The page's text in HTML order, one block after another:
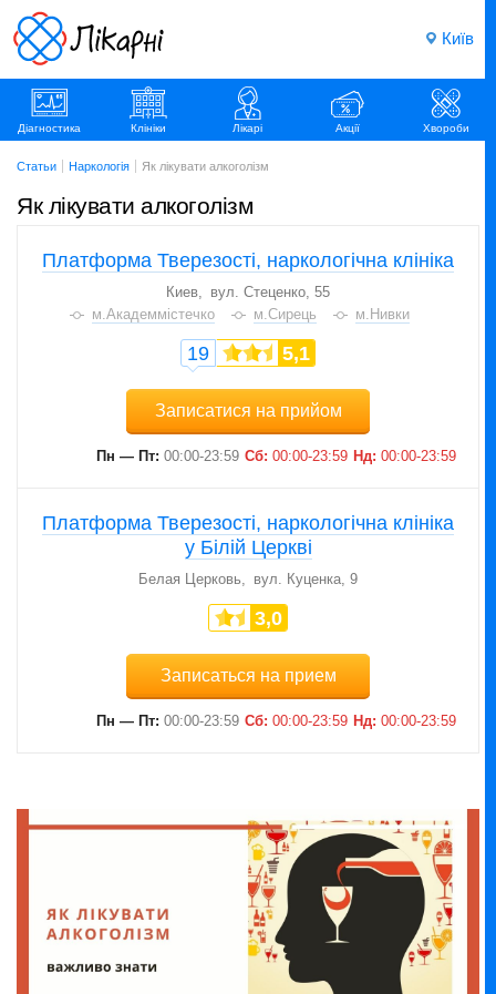
Київ
Діагностика Клініки Лікарі Акції Хвороби
Статьи Наркологія Як лікувати алкоголізм
Як лікувати алкоголізм
Платформа Тверезості, наркологічна клініка
Киев
вул. Стеценко, 55
м.Академмістечко
м.Сирець м.Нивки
19 5,1
Записатися на прийом
Пн — Пт: 00:00-23:59 Сб: 00:00-23:59 Нд: 00:00-23:59
Платформа Тверезості, наркологічна клініка
у Білій Церкві
Белая Церковь вул. Куценка, 9
3,0
Записаться на прием
Пн — Пт: 00:00-23:59 Сб: 00:00-23:59 Нд: 00:00-23:59